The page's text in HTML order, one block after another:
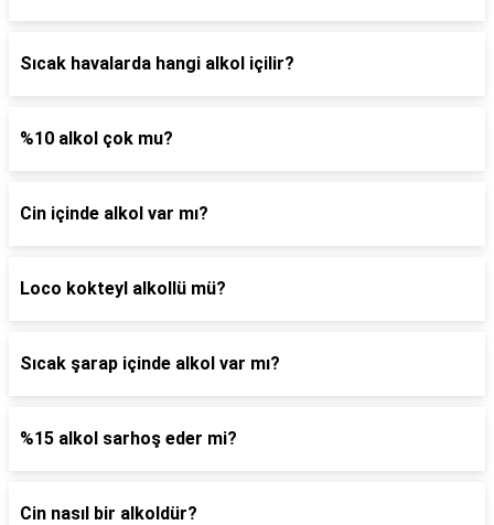
Sıcak havalarda hangi alkol içilir?
%10 alkol çok mu?
Cin içinde alkol var mı?
Loco kokteyl alkollü mü?
Sıcak şarap içinde alkol var mı?
%15 alkol sarhoş eder mi?
Cin nasıl bir alkoldür?